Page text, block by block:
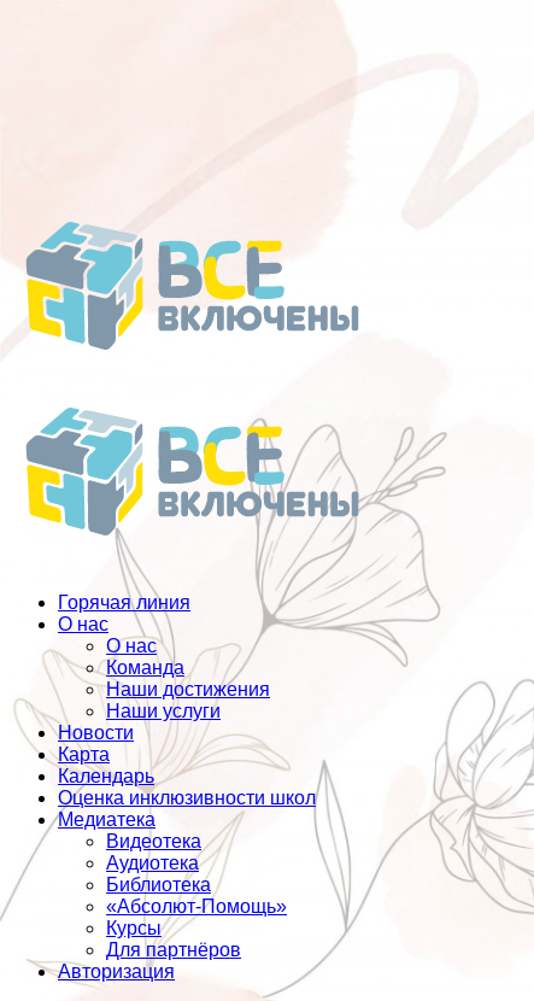
Горячая линия
О нас
О нас
Команда
Наши достижения
Наши услуги
Новости
Карта
Календарь
Оценка инклюзивности школ
Медиатека
Видеотека
Аудиотека
Библиотека
«Абсолют-Помощь»
Курсы
Для партнёров
Авторизация